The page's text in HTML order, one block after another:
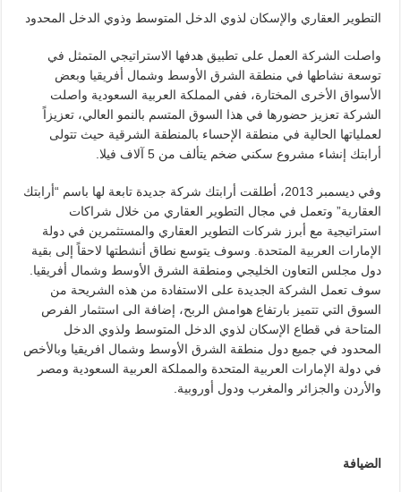
التطوير العقاري والإسكان لذوي الدخل المتوسط وذوي الدخل المحدود
واصلت الشركة العمل على تطبيق هدفها الاستراتيجي المتمثل في
توسعة نشاطها في منطقة الشرق الأوسط وشمال أفريقيا وبعض
الأسواق الأخرى المختارة، ففي المملكة العربية السعودية واصلت
الشركة تعزيز حضورها في هذا السوق المتسم بالنمو العالي، تعزيزاً
لعملياتها الحالية في منطقة الإحساء بالمنطقة الشرقية حيث تتولى
أرابتك إنشاء مشروع سكني ضخم يتألف من 5 آلاف فيلا.
وفي ديسمبر 2013، أطلقت أرابتك شركة جديدة تابعة لها باسم “أرابتك
العقارية” وتعمل في مجال التطوير العقاري من خلال شراكات
استراتيجية مع أبرز شركات التطوير العقاري والمستثمرين في دولة
الإمارات العربية المتحدة. وسوف يتوسع نطاق أنشطتها لاحقاً إلى بقية
دول مجلس التعاون الخليجي ومنطقة الشرق الأوسط وشمال أفريقيا.
سوف تعمل الشركة الجديدة على الاستفادة من هذه الشريحة من
السوق التي تتميز بارتفاع هوامش الربح، إضافة الى استثمار الفرص
المتاحة في قطاع الإسكان لذوي الدخل المتوسط ولذوي الدخل
المحدود في جميع دول منطقة الشرق الأوسط وشمال افريقيا وبالأخص
في دولة الإمارات العربية المتحدة والمملكة العربية السعودية ومصر
والأردن والجزائر والمغرب ودول أوروبية.
الضيافة